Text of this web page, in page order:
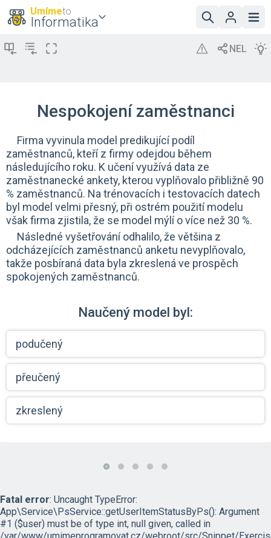
Umímeto
Informatika
Nespokojení zaměstnanci
Firma vyvinula model predikující podíl
zaměstnanců, kteří z firmy odejdou během
následujícího roku. K učení využívá data ze
zaměstnanecké ankety, kterou vyplňovalo přibližně 90
% zaměstnanců. Na trénovacích i testovacích datech
byl model velmi přesný, při ostrém použití modelu
však firma zjistila, že se model mýlí o více než 30 %.
Následné vyšetřování odhalilo, že většina z
odcházejících zaměstnanců anketu nevyplňovalo,
takže posbíraná data byla zkreslená ve prospěch
spokojených zaměstnanců.
Naučený model byl:
podučený
přeučený
zkreslený
Fatal error: Uncaught TypeError:
App\Service\PsService::getUserItemStatusByPs(): Argument
#1 ($user) must be of type int, null given, called in
/var/www/umimeprogramovat.cz/webroot/src/Snippet/